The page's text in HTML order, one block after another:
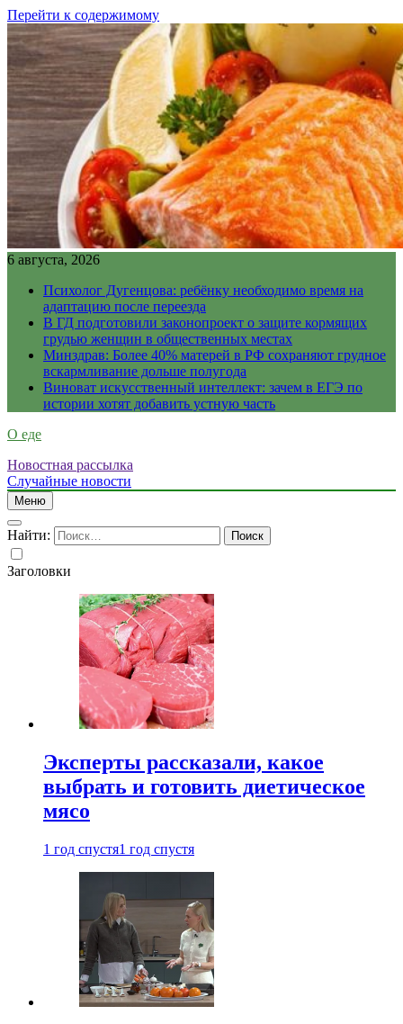
Перейти к содержимому
6 августа, 2026
Психолог Дугенцова: ребёнку необходимо время на
адаптацию после переезда
В ГД подготовили законопроект о защите кормящих
грудью женщин в общественных местах
Минздрав: Более 40% матерей в РФ сохраняют грудное
вскармливание дольше полугода
Виноват искусственный интеллект: зачем в ЕГЭ по
истории хотят добавить устную часть
О еде
Новостная рассылка
Случайные новости
Меню
Найти:
Заголовки
Эксперты рассказали, какое
выбрать и готовить диетическое
мясо
1 год спустя1 год спустя